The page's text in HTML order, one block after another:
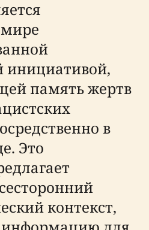
память жертв
в
Это
контекст,